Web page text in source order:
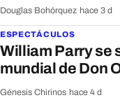
Douglas Bohórquez hace 3 d
ESPECTÁCULOS
William Parry se
mundial de Don
Génesis Chirinos hace 4 d